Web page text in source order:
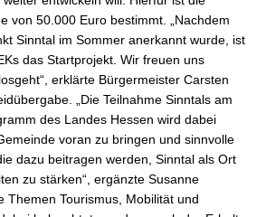
von 50.000 Euro bestimmt. „Nachdem
Sinntal im Sommer anerkannt wurde, ist
das Startprojekt. Wir freuen uns
erklärte Bürgermeister Carsten
„Die Teilnahme Sinntals am
des Landes Hessen wird dabei
voran zu bringen und sinnvolle
dazu beitragen werden, Sinntal als Ort
zu stärken“, ergänzte Susanne
Themen Tourismus, Mobilität und